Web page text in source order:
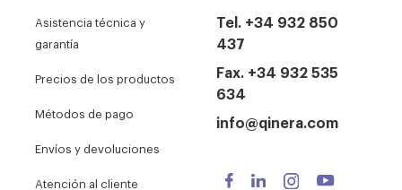
Asistencia técnica y
garantía
Precios de los productos
Métodos de pago
Envíos y devoluciones
Atención al cliente
Tel. +34 932 850
437
Fax. +34 932 535
634
info@qinera.com